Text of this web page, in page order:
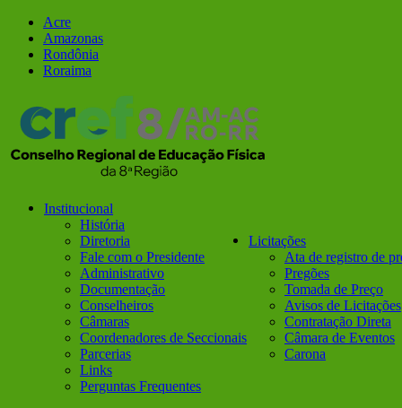
para
conteúdo
Facebook
Instagram
Acre
Amazonas
Rondônia
Roraima
Institucional
História
Diretoria
Fale com o Presidente
Administrativo
Documentação
Conselheiros
Câmaras
Coordenadores de Seccionais
Parcerias
Links
Perguntas Frequentes
Licitações
Ata de registro de
Pregões
Tomada de Preço
Avisos de Licitações
Contratação Direta
Câmara de Eventos
Carona